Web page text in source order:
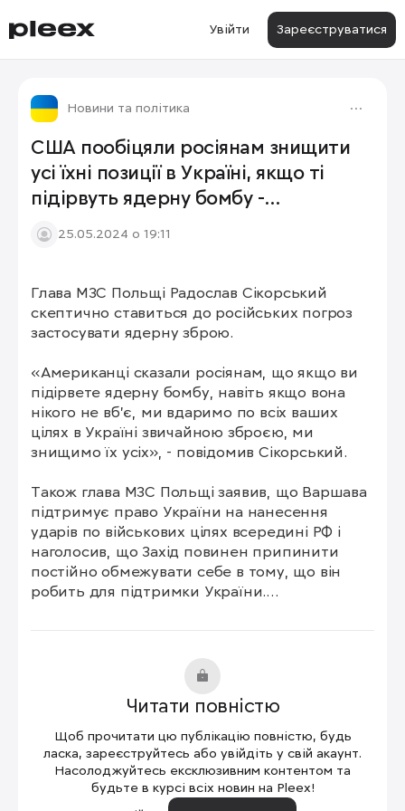
Увійти Зареєструватися
Новини та політика
США пообіцяли росіянам знищити
усі їхні позиції в Україні, якщо ті
підірвуть ядерну бомбу -
Сікорський
25.05.2024 о 19:11
Глава МЗС Польщі Радослав Сікорський
скептично ставиться до російських погроз
застосувати ядерну зброю.
«Американці сказали росіянам, що якщо ви
підірвете ядерну бомбу, навіть якщо вона
нікого не вб'є, ми вдаримо по всіх ваших
цілях в Україні звичайною зброєю, ми
знищимо їх усіх», - повідомив Сікорський.
Також глава МЗС Польщі заявив, що Варшава
підтримує право України на нанесення
ударів по військових цілях всередині РФ і
наголосив, що Захід повинен припинити
постійно обмежувати себе в тому, що він
робить для підтримки України.
газових сховищах, цивільній інфраструктурі.
квартири у Ростові-на-Дону. Крім того, що
Росія не використовує ядерної зброї, вона
нічим себе не обмежує», - наголосив він.
Читати повністю
Щоб прочитати цю публікацію повністю, будь
ласка, зареєструйтесь або увійдіть у свій акаунт.
Насолоджуйтесь ексклюзивним контентом та
будьте в курсі всіх новин на Pleex!